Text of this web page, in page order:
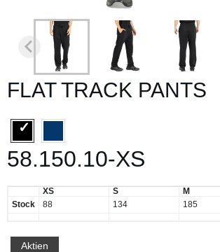
FLAT TRACK PANTS
58.150.10-XS
XS S M
Stock
88 134 185
Aktien